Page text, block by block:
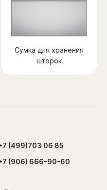
Сумка для хранения
шторок
(499)703 06 85
(906) 666-90-60